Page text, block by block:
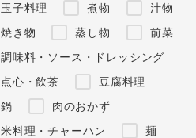
玉子料理
煮物
汁物
焼き物
蒸し物
前菜
調味料・ソース・ドレッシング
点心・飲茶
豆腐料理
鍋
肉のおかず
米料理・チャーハン
麺